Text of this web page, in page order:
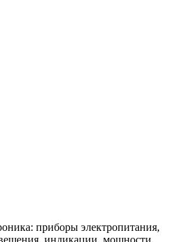
приборы электропитания,
индикации, мощности,